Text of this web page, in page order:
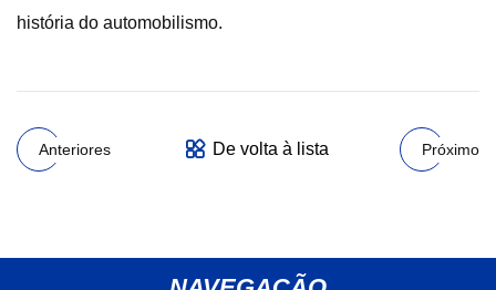
história do automobilismo.
Anteriores De volta à lista Próximo